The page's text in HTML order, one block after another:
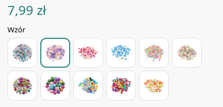
7,99 zł
Wzór